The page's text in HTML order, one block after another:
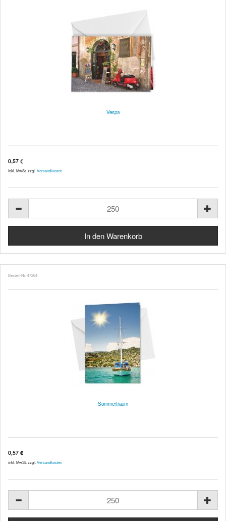
Vespa
0,57 €
inkl. MwSt. zzgl. Versandkosten
Bestell-Nr. 47264
Sommertraum
0,57 €
inkl. MwSt. zzgl. Versandkosten